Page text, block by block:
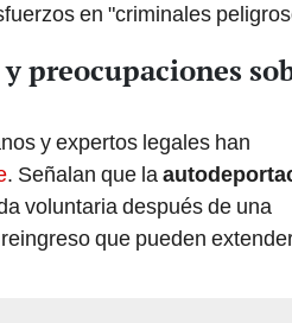
en "criminales
preocupaciones
y expertos legales han
. Señalan que la
voluntaria después de una
que pueden